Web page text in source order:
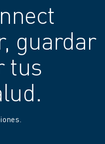
guardar
tus